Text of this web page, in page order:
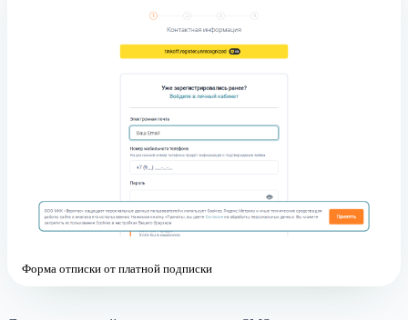
Форма отписки от платной подписки